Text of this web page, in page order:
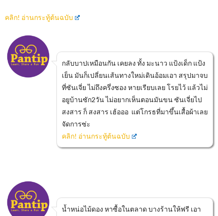
คลิก! อ่านกระทู้ต้นฉบับ
กลับบาปเหมือนกัน เคยลง ทั้ง มะนาว แป้งเด็ก แป้ง
เย็น มันก็เปลี่ยนเส้นทางใหม่เดินอ้อมเอา สรุปมาจบ
ที่ซันเจี่ย ไม่ถึงครึ่งซอง หายเรียบเลย โรยไว้ แล้วไม่
อยูบ้านซัก2วัน ไม่อยากเห็นตอนมันขน ซันเจี่ยไป
สงสาร ก็ สงสาร เฮ้อออ แต่โกรธที่มาขึ้นเสื้อผ้าเลย
จัดการซ่ะ
คลิก! อ่านกระทู้ต้นฉบับ
น้ำหน่อไม้ดอง หาซื้อในตลาด บางร้านให้ฟรี เอา